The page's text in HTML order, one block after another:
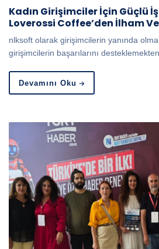
Kadın Girişimciler İçin Güçlü
Loverossi Coffee’den İlham
nlksoft olarak girişimcilerin yanında
girişimcilerin başarılarını
Devamını Oku